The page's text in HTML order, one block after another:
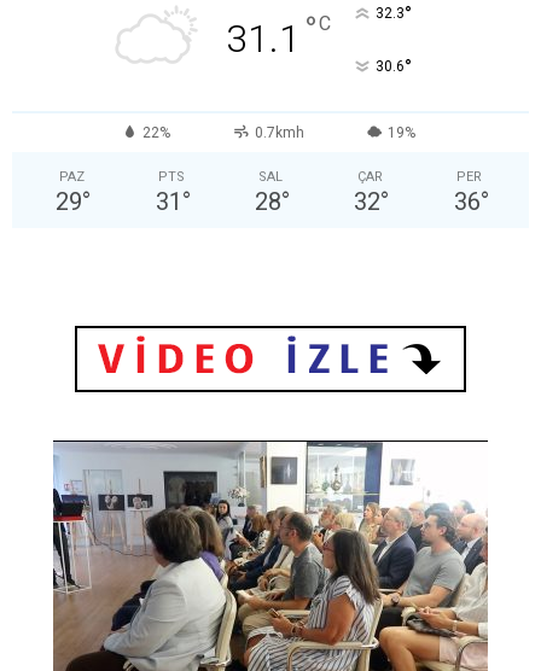
31.1 °C 32.3°
30.6°
22% 0.7kmh 19%
PAZ
29°
PTS
31 °
SAL
28°
ÇAR
32°
PER
36°